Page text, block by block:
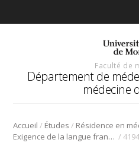
Faculté de
Département de
médecine
Accueil / Études /
Exigence de la langue française /